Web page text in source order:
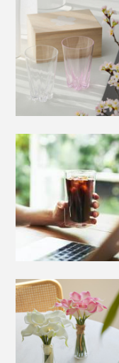
名前のとおり、
台に重心があるか
り止めのゴムつき。
「私自身、デスク
て、置き時計代わ
ガネを着け外しし
よく使う必要なも
そんな大人の男性
をつくりました」（
スマホ・腕時計・
トして並べた景色